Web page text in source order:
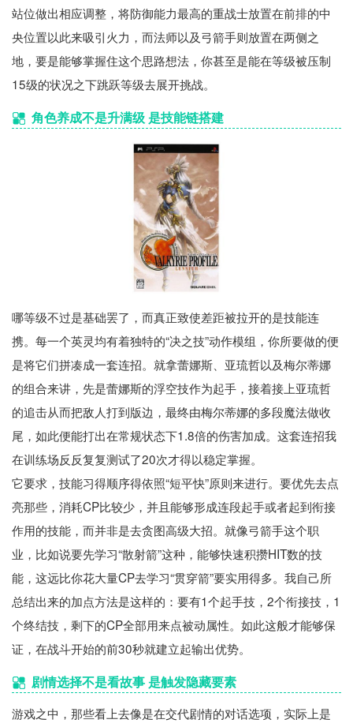
站位做出相应调整，将防御能力最高的重战士放置在前排的中
央位置以此来吸引火力，而法师以及弓箭手则放置在两侧之
地，要是能够掌握住这个思路想法，你甚至是能在等级被压制
15级的状况之下跳跃等级去展开挑战。
角色养成不是升满级 是技能链搭建
哪等级不过是基础罢了，而真正致使差距被拉开的是技能连
携。每一个英灵均有着独特的“决之技”动作模组，你所要做的便
是将它们拼凑成一套连招。就拿蕾娜斯、亚琉哲以及梅尔蒂娜
的组合来讲，先是蕾娜斯的浮空技作为起手，接着接上亚琉哲
的追击从而把敌人打到版边，最终由梅尔蒂娜的多段魔法做收
尾，如此便能打出在常规状态下1.8倍的伤害加成。这套连招我
在训练场反反复复测试了20次才得以稳定掌握。
它要求，技能习得顺序得依照“短平快”原则来进行。要优先去点
亮那些，消耗CP比较少，并且能够形成连段起手或者起到衔接
作用的技能，而并非是去贪图高级大招。就像弓箭手这个职
业，比如说要先学习“散射箭”这种，能够快速积攒HIT数的技
能，这远比你花大量CP去学习“贯穿箭”要实用得多。我自己所
总结出来的加点方法是这样的：要有1个起手技，2个衔接技，1
个终结技，剩下的CP全部用来点被动属性。如此这般才能够保
证，在战斗开始的前30秒就建立起输出优势。
剧情选择不是看故事 是触发隐藏要素
游戏之中，那些看上去像是在交代剧情的对话选项，实际上是